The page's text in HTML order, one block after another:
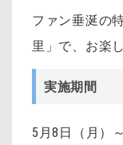
ファン垂涎の
里」で、お楽
実施期間
5月8日（月）